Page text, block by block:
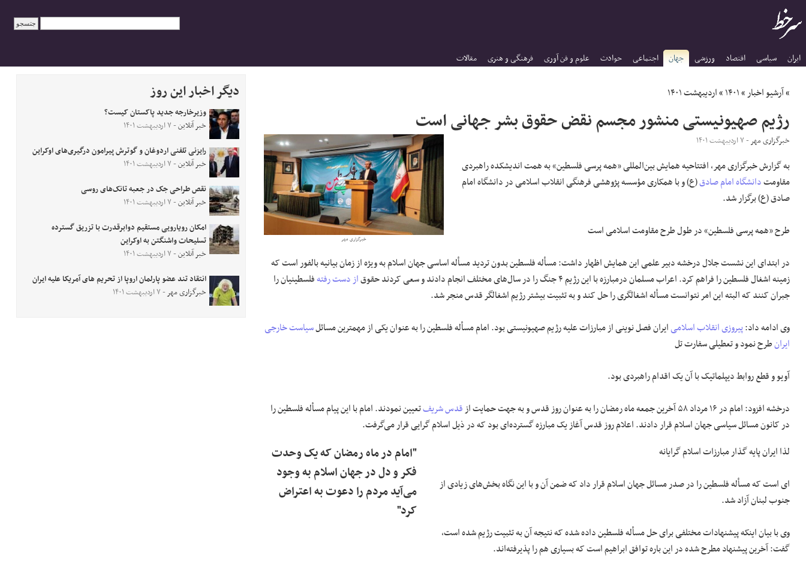
ایران سیاسی اقتصاد ورزشی جهان اجتماعی حوادث علوم و فن آوری فرهنگی و هنری مقالات
»آرشیو اخبار»۱۴۰۱»اردیبهشت ۱۴۰۱
رژیم صهیونیستی منشور مجسم نقض حقوق بشر جهانی است
خبرگزاری مهر
خبرگزاری مهر- ۷ اردیبهشت ۱۴۰۱
به گزارش خبرگزاری مهر، افتتاحیه همایش بین‌المللی «همه پرسی فلسطین» به همتاندیشکدهراهبردی
مقاومتدانشگاه امام صادق(ع)و با همکاری مؤسسه پژوهشی فرهنگی انقلاب اسلامی در دانشگاه امام
صادق (ع)برگزار شد.
طرح «همه پرسی فلسطین» در طول طرح مقاومت اسلامی است
در ابتدای این نشست جلالدرخشهدبیر علمی این همایش اظهار داشت: مسأله فلسطین بدون تردید مسأله اساسی جهان اسلام بهویژهاززمانبیانیهبالفوراست که
زمینه اشغال فلسطین را فراهم کرد. اعراب مسلماندرمبارزهبا این رژیم ۴ جنگ را در سال‌های مختلف انجام دادند و سعی کردند حقوق از دست رفتهفلسطینیان را
جبران کنند که البته اینامرنتوانست مسأله اشغالگری را حل کند و به تثبیت بیشتر رژیم اشغالگر قدس منجر شد.
وی ادامه داد:پیروزی انقلاب اسلامیایران فصل نوینی از مبارزات علیه رژیم صهیونیستی بود. امام مسأله فلسطین را به عنوان یکی از مهمترین مسائلسیاست خارجی
ایرانطرح نمود و تعطیلی سفارتتل
آویوو قطع روابط دیپلماتیک با آن یک اقدام راهبردی بود.
درخشه افزود: امام در ۱۶ مرداد ۵۸ آخرین جمعه ماه رمضان را به عنوان روز قدس و به جهت حمایتازقدس شریفتعیین نمودند. امام با این پیام مسأله فلسطین را
در کانون مسائل سیاسی جهان اسلام قرار دادند. اعلام روز قدس آغاز یک مبارزه گسترده‌ای بود که در ذیل اسلام گرایی قرار می‌گرفت.
"امام در ماه رمضان که یک وحدت
فکر و دل در جهان اسلام به وجود
می‌آید مردم را دعوت به اعتراض
کرد"
لذا ایران پایه گذار مبارزات اسلامگرایانه
ایاست که مسأله فلسطین را در صدر مسائل جهان اسلام قرار داد که ضمن آن و با این نگاه بخش‌های زیادی از
جنوب لبنان آزاد شد.
وی با بیان اینکه پیشنهادات مختلفی برای حل مسأله فلسطین داده شده که نتیجه آن به تثبیت رژیم شده است،
گفت: آخرین پیشنهاد مطرح شده در این باره توافق ابراهیم است که بسیاری هم را پذیرفته‌اند.
دیگر اخبار این روز
وزیرخارجه جدید پاکستان کیست؟
خبر آنلاین- ۷ اردیبهشت ۱۴۰۱
رایزنی تلفنی اردوغان و گوترش پیرامون درگیری‌های اوکراین
خبر آنلاین- ۷ اردیبهشت ۱۴۰۱
نقص طراحی جک در جعبه تانک‌های روسی
خبر آنلاین- ۷ اردیبهشت ۱۴۰۱
امکان رویارویی مستقیم دوابرقدرت با تزریق گسترده
تسلیحات واشنگتن به اوکراین
خبر آنلاین- ۷ اردیبهشت ۱۴۰۱
انتقاد تند عضو پارلمان اروپا از تحریم های آمریکا علیه ایران
خبرگزاری مهر- ۷ اردیبهشت ۱۴۰۱